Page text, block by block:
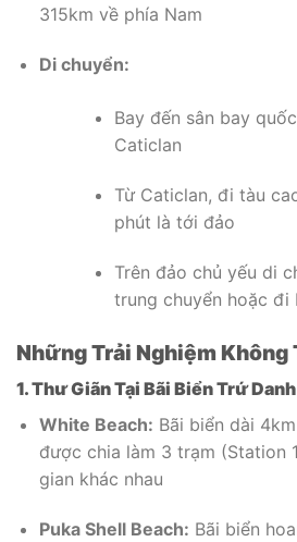
315km về phía Nam
Di chuyển:
Bay đến sân bay
Caticlan
Từ Caticlan, đi tàu
phút là tới đảo
Trên đảo chủ yếu di
trung chuyển hoặc đi
Những Trải Nghiệm Không
1. Thư Giãn Tại Bãi Biển Trứ Danh
White Beach: Bãi biển dài
được chia làm 3 trạm (Station
gian khác nhau
Puka Shell Beach: Bãi biển